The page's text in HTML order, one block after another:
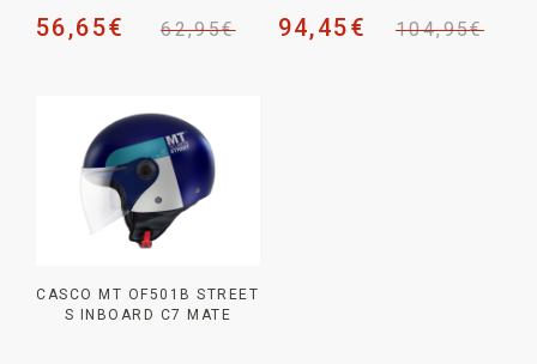
62,95€
56,65€ 104,95€
94,45€
CASCO MT OF501B STREET
S INBOARD C7 MATE